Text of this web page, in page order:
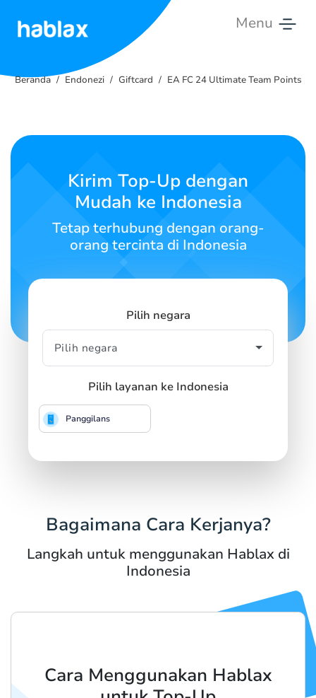
Menu
Tarif
Hubungi
Kami
Bahasa Indonesia
SIGN IN
Beranda Endonezi Giftcard EA FC 24 Ultimate Team Points
Kirim Top-Up dengan
Mudah ke Indonesia
Tetap terhubung dengan orang-
orang tercinta di Indonesia
Pilih negara
Pilih layanan ke Indonesia
Panggilans
Bagaimana Cara Kerjanya?
Langkah untuk menggunakan Hablax di
Indonesia
Cara Menggunakan Hablax